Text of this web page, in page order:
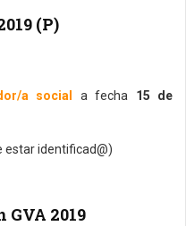
(P)
a social a fecha 15 de
estar identificad@)
2019